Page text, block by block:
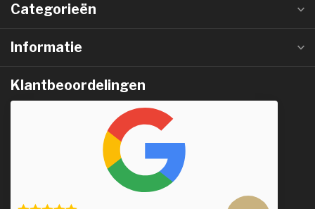
Categorieën
Informatie
Klantbeoordelingen